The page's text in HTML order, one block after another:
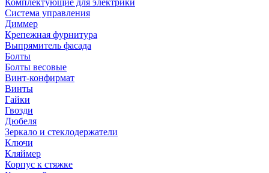
Комплектующие для электрики
Система управления
Диммер
Крепежная фурнитура
Выпрямитель фасада
Болты
Болты весовые
Винт-конфирмат
Винты
Гайки
Гвозди
Дюбеля
Зеркало и стеклодержатели
Ключи
Кляймер
Корпус к стяжке